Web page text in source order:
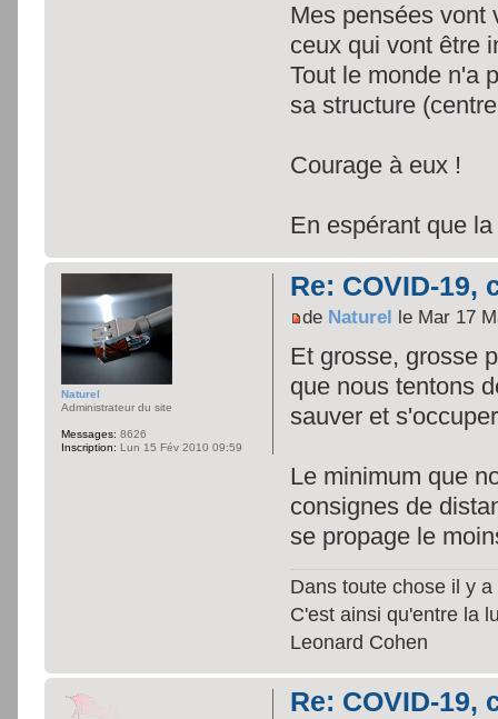
Mes pensées vont
ceux qui vont être
Tout le monde n'a
sa structure
Courage à eux !
En espérant que
Re: COVID-19,
de Naturel le Mar 17
Et grosse, grosse
que nous tentons
sauver et
Le minimum que
consignes de
se propage le
Dans toute chose il y
C'est ainsi qu'entre la
Leonard Cohen
Naturel
Administrateur du site
Messages: 8626
Inscription: Lun 15 Fév 2010 09:59
Re: COVID-19,